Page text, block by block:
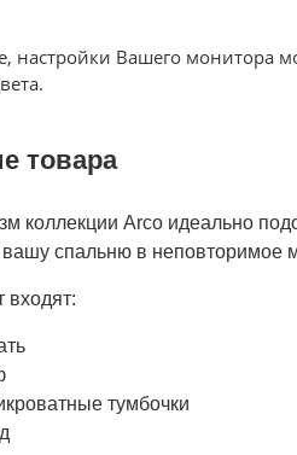
настройки Вашего монитора
товара
коллекции Arco идеально
вашу спальню в неповторимое
входят:
тумбочки